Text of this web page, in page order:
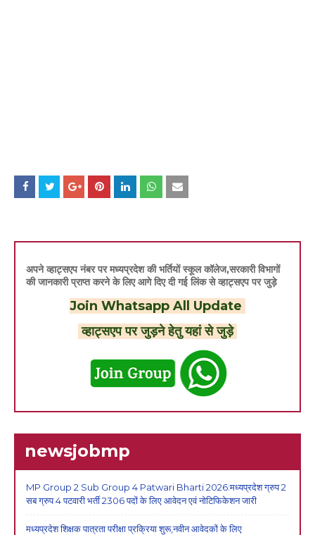
अपने व्हाट्सएप नंबर पर मध्यप्रदेश की भर्तियों स्कूल कॉलेज,सरकारी विभागों
की जानकारी प्राप्त करने के लिए आगे दिए दी गई लिंक से व्हाट्सएप पर जुड़े
Join Whatsapp All Update
व्हाट्सएप पर जुड़ने हेतु यहां से जुड़े
newsjobmp
MP Group 2 Sub Group 4 Patwari Bharti 2026:मध्यप्रदेश ग्रुप 2
सब ग्रुप 4 पटवारी भर्ती 2306 पदों के लिए आवेदन एवं नोटिफिकेशन जारी
मध्यप्रदेश शिक्षक पात्रता परीक्षा प्रक्रिया शुरू,नवीन आवेदकों के लिए